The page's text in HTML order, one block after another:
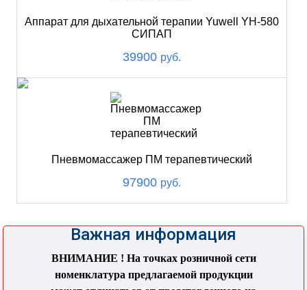
Аппарат для дыхательной терапии Yuwell YH-580
СИПАП
39900 руб.
Пневмомассажер ПМ терапевтический
97900 руб.
Важная информация
ВНИМАНИЕ ! На точках розничной сети
номенклатура предлагаемой продукции